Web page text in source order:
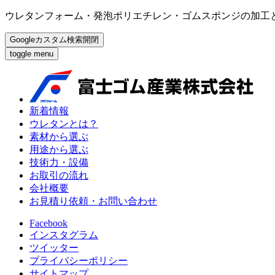
ウレタンフォーム・発泡ポリエチレン・ゴムスポンジの加工
Googleカスタム検索開閉
toggle menu
新着情報
ウレタンとは？
素材から選ぶ
用途から選ぶ
技術力・設備
お取引の流れ
会社概要
お見積り依頼・お問い合わせ
Facebook
インスタグラム
ツイッター
プライバシーポリシー